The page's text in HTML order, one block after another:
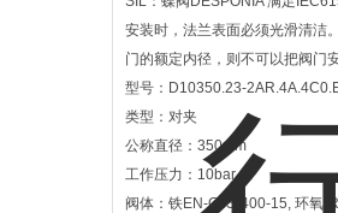
安装时，法兰表面必须光滑清洁
门的额定内径，则不可以把阀门
型号：D10350.23-
类型：对夹
公称直径：350mm
工作压力：10bar
阀体：铁EN-GJS-400-15, 环氧